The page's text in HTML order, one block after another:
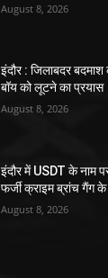
August 8, 2026
इंदौर : जिलाबदर
बॉय को लूटने का प्रयास
August 8, 2026
इंदौर में USDT के नाम
फर्जी क्राइम ब्रांच गैंग के
August 8, 2026